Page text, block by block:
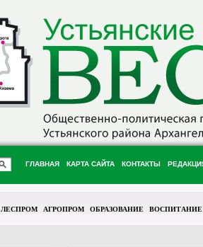
ГЛАВНАЯ КАРТА САЙТА КОНТАКТЫ
ЛЕСПРОМ АГРОПРОМ ОБРАЗОВАНИЕ ВОСПИТАНИЕ